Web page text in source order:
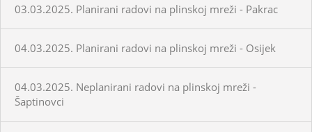
03.03.2025. Planirani radovi na plinskoj mreži - Pakrac
04.03.2025. Planirani radovi na plinskoj mreži - Osijek
04.03.2025. Neplanirani radovi na plinskoj mreži -
Šaptinovci